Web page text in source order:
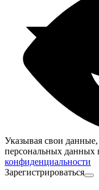
Указывая свои данные,
персональных данных
конфиденциальности
Зарегистрироваться